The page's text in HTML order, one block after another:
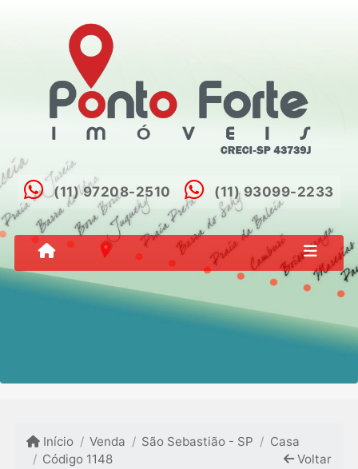
(11) 97208-2510 (11) 93099-2233
Início Venda São Sebastião - SP
Casa
Código 1148
Voltar